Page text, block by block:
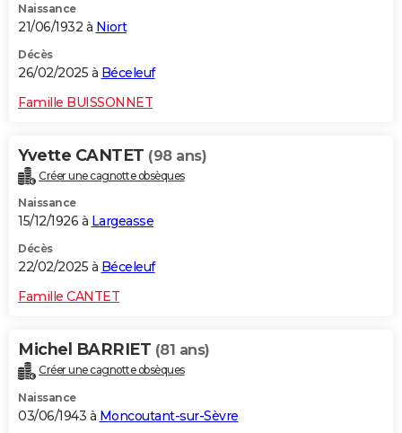
Naissance
21/06/1932 à Niort
Décès
26/02/2025 à Béceleuf
Famille BUISSONNET
Yvette CANTET (98 ans)
Créer une cagnotte obsèques
Naissance
15/12/1926 à Largeasse
Décès
22/02/2025 à Béceleuf
Famille CANTET
Michel BARRIET (81 ans)
Créer une cagnotte obsèques
Naissance
03/06/1943 à Moncoutant-sur-Sèvre